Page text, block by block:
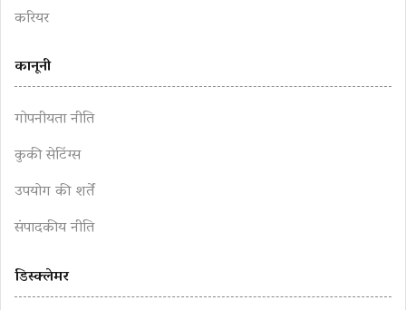
करियर
कानूनी
गोपनीयता नीति
कुकी सेटिंग्स
उपयोग की शर्तें
संपादकीय नीति
डिस्क्लेमर